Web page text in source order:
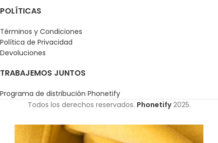
POLÍTICAS
Términos y Condiciones
Política de Privacidad
Devoluciones
TRABAJEMOS JUNTOS
Programa de distribución Phonetify
Todos los derechos reservados. Phonetify2025.